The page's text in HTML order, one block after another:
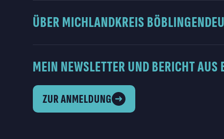
ÜBER MICHLANDKREIS BÖBLINGEN
MEIN NEWSLETTER UND BERICHT AUS
ZUR ANMELDUNG